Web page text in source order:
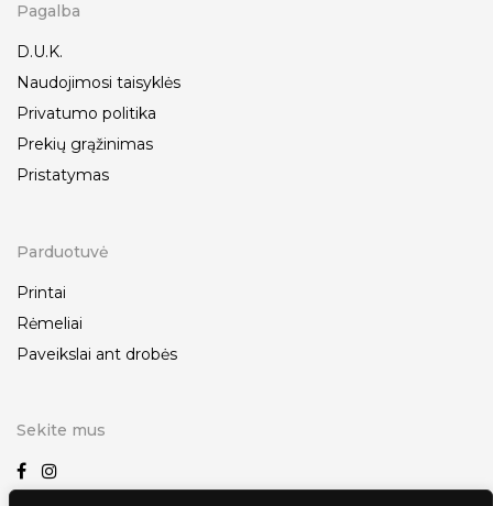
Pagalba
D.U.K.
Naudojimosi taisyklės
Privatumo politika
Prekių grąžinimas
Pristatymas
Parduotuvė
Printai
Rėmeliai
Paveikslai ant drobės
Sekite mus